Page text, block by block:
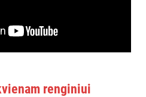
renginiui